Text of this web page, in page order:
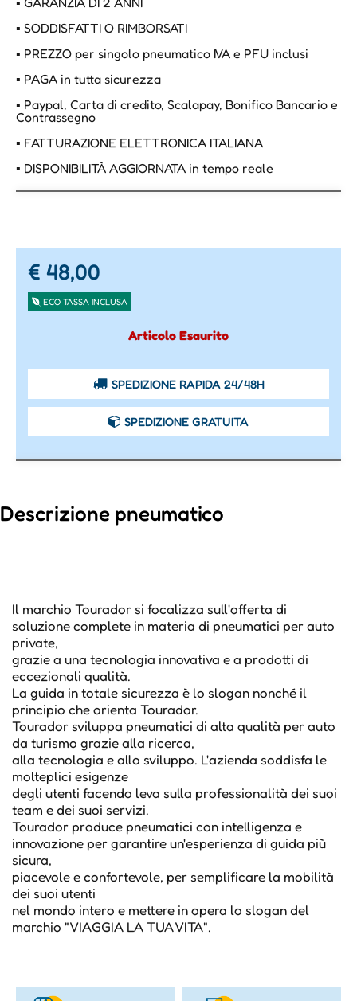
▪ SODDISFATTI O RIMBORSATI
▪ PREZZO per singolo pneumatico IVA e PFU inclusi
▪ PAGA in tutta sicurezza
▪ Paypal, Carta di credito, Scalapay, Bonifico Bancario e
Contrassegno
▪ FATTURAZIONE ELETTRONICA ITALIANA
▪ DISPONIBILITÀ AGGIORNATA in tempo reale
€ 48,00
ECO TASSA INCLUSA
Articolo Esaurito
SPEDIZIONE RAPIDA 24/48H
SPEDIZIONE GRATUITA
Descrizione pneumatico
Il marchio Tourador si focalizza sull'offerta di
soluzione complete in materia di pneumatici per auto
private,
grazie a una tecnologia innovativa e a prodotti di
eccezionali qualità.
La guida in totale sicurezza è lo slogan nonché il
principio che orienta Tourador.
Tourador sviluppa pneumatici di alta qualità per auto
da turismo grazie alla ricerca,
alla tecnologia e allo sviluppo. L'azienda soddisfa le
molteplici esigenze
degli utenti facendo leva sulla professionalità dei suoi
team e dei suoi servizi.
Tourador produce pneumatici con intelligenza e
innovazione per garantire un'esperienza di guida più
sicura,
piacevole e confortevole, per semplificare la mobilità
dei suoi utenti
nel mondo intero e mettere in opera lo slogan del
marchio "VIAGGIA LA TUA VITA".